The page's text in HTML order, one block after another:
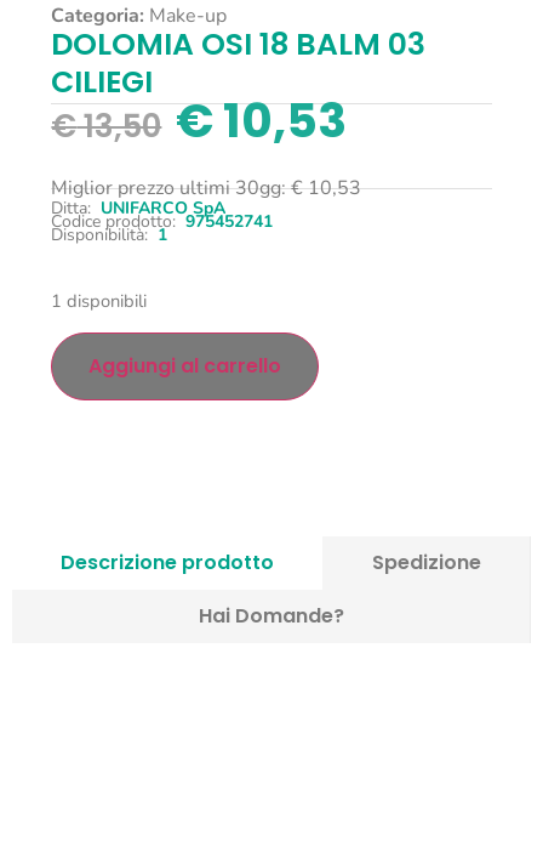
Categoria: Make-up
DOLOMIA OSI 18 BALM 03
CILIEGI
€13,50 €10,53
Miglior prezzo ultimi 30gg:€10,53
Ditta: UNIFARCO SpA
Codice prodotto: 975452741
Disponibilità: 1
1 disponibili
Aggiungi al carrello
Descrizione prodotto
Spedizione
Hai Domande?